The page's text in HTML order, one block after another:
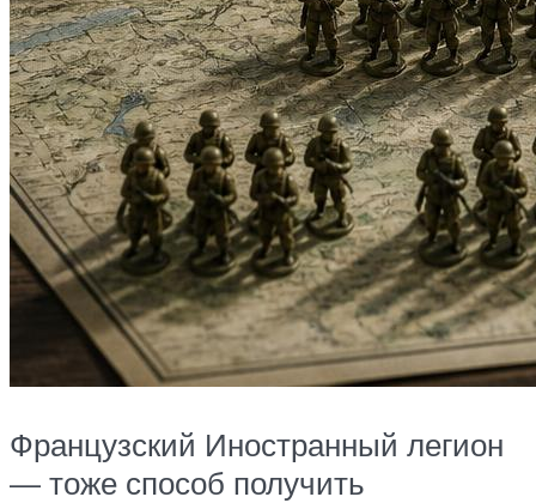
Французский Иностранный легион
— тоже способ получить